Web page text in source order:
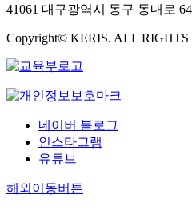
41061 대구광역시 동구 동내로
Copyright© KERIS. ALL RIGHTS
네이버 블로그
인스타그램
유튜브
해외이동버튼